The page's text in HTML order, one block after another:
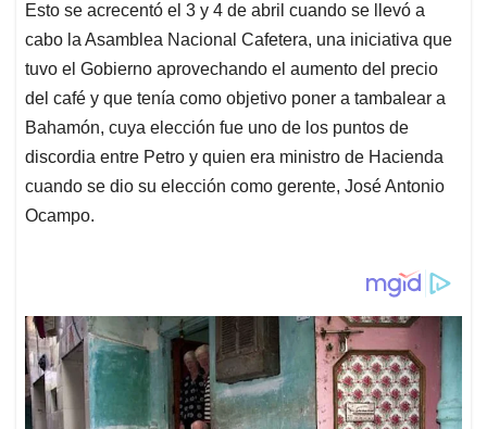
Esto se acrecentó el 3 y 4 de abril cuando se llevó a
cabo la Asamblea Nacional Cafetera, una iniciativa que
tuvo el Gobierno aprovechando el aumento del precio
del café y que tenía como objetivo poner a tambalear a
Bahamón, cuya elección fue uno de los puntos de
discordia entre Petro y quien era ministro de Hacienda
cuando se dio su elección como gerente, José Antonio
Ocampo.